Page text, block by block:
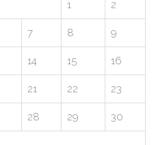
1 2
7 8 9
14 15 16
21 22 23
28 29 30